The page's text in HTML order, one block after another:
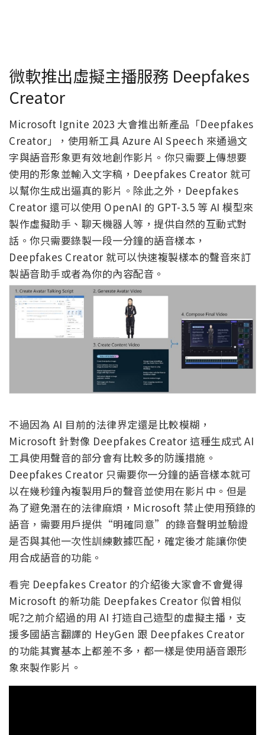
微軟推出虛擬主播服務 Deepfakes
Creator
Microsoft Ignite 2023 大會推出新產品「Deepfakes
Creator」，使用新工具 Azure AI Speech 來通過文
字與語音形象更有效地創作影片。你只需要上傳想要
使用的形象並輸入文字稿，Deepfakes Creator 就可
以幫你生成出逼真的影片。除此之外，Deepfakes
Creator 還可以使用 OpenAI 的 GPT-3.5 等 AI 模型來
製作虛擬助手、聊天機器人等，提供自然的互動式對
話。你只需要錄製一段一分鐘的語音樣本，
Deepfakes Creator 就可以快速複製樣本的聲音來訂
製語音助手或者為你的內容配音。
不過因為 AI 目前的法律界定還是比較模糊，
Microsoft 針對像 Deepfakes Creator 這種生成式 AI
工具使用聲音的部分會有比較多的防護措施。
Deepfakes Creator 只需要你一分鐘的語音樣本就可
以在幾秒鐘內複製用戶的聲音並使用在影片中。但是
為了避免潛在的法律麻煩，Microsoft 禁止使用預錄的
語音，需要用戶提供“明確同意”的錄音聲明並驗證
是否與其他一次性訓練數據匹配，確定後才能讓你使
用合成語音的功能。
看完 Deepfakes Creator 的介紹後大家會不會覺得
Microsoft 的新功能 Deepfakes Creator 似曾相似
呢?之前介紹過的用 AI 打造自己造型的虛擬主播，支
援多國語言翻譯的 HeyGen 跟 Deepfakes Creator
的功能其實基本上都差不多，都一樣是使用語音跟形
象來製作影片。